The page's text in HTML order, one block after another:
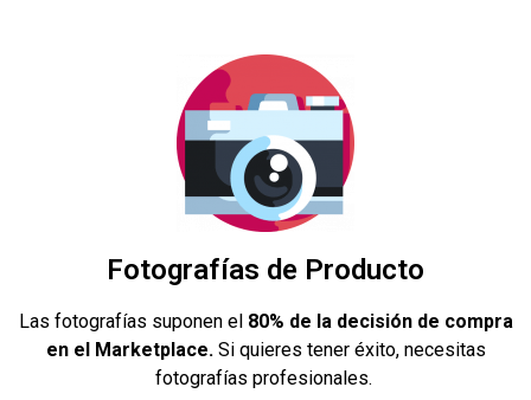
Fotografías de Producto
Las fotografías suponen el 80% de la decisión de compra
en el Marketplace.Si quieres tener éxito, necesitas
fotografías profesionales.